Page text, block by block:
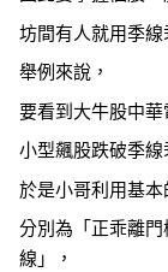
坊間有人就用季線
舉例來說，
要看到大牛股中華
小型飆股跌破季線
於是小哥利用基本
分別為「正乖離
線」，